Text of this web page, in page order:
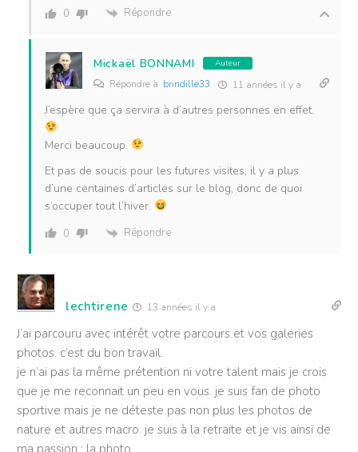
0 Répondre
Mickaël BONNAMI Auteur
Répondre à brindille33 11 années il y a
J’espère que ça servira à d’autres personnes en effet.
Merci beaucoup.
Et pas de soucis pour les futures visites, il y a plus
d’une centaines d’articles sur le blog, donc de quoi
s’occuper tout l’hiver.
0 Répondre
lechtirene 13 années il y a
J’ai parcouru avec intérêt votre parcours et vos galeries
photos. c’est du bon travail.
je n’ai pas la même prétention ni votre talent mais je crois
que je me reconnait un peu en vous. je suis fan de photo
sportive mais je ne déteste pas non plus les photos de
nature et autres macro. je suis à la retraite et je vis ainsi de
ma passion : la photo.